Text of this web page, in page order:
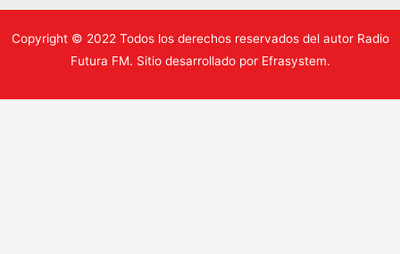
Copyright © 2022 Todos los derechos reservados del autor Radio
Futura FM. Sitio desarrollado por Efrasystem.